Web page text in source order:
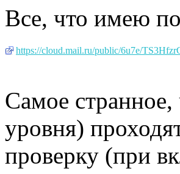
Все, что имею
https://cloud.mail.ru/public/6u7e/
Самое
уровня)
проверку (при